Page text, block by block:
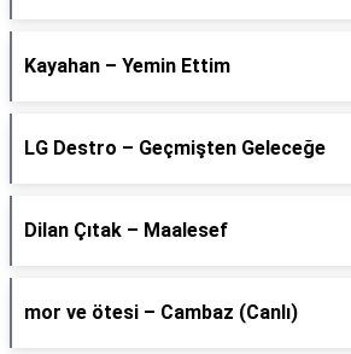
Kayahan – Yemin Ettim
LG Destro – Geçmişten Geleceğe
Dilan Çıtak – Maalesef
​mor ve ötesi – Cambaz (Canlı)